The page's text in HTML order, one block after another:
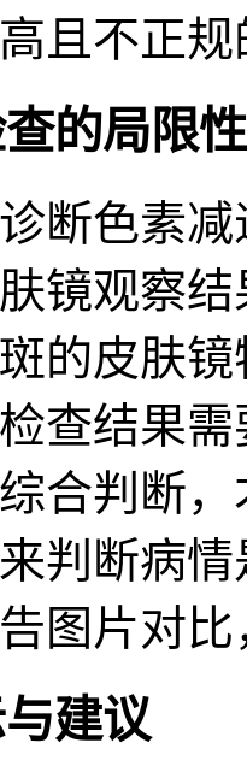
且不正
的局限性
断色素
镜观察
的皮肤
查结果
合判断
判断病
图片对
建议